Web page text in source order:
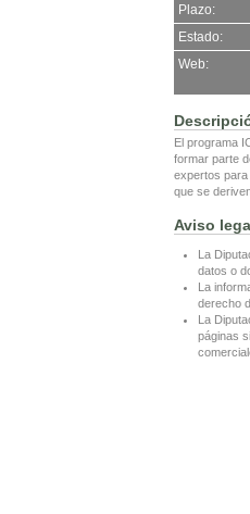
Plazo:
Estado:
Web:
El programa
formar parte
expertos para
que se
Aviso
La
datos o
La
derecho
La
páginas